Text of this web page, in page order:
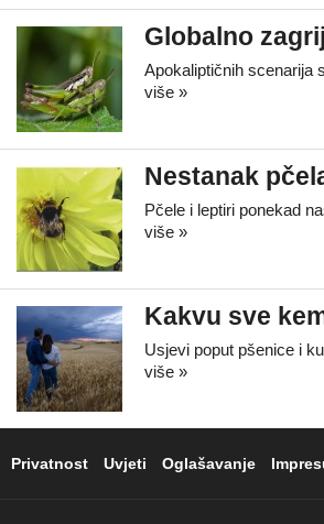
Globalno
Apokaliptičnih scenarija
više »
Nestanak
Pčele i leptiri ponekad
više »
Kakvu sve
Usjevi poput pšenice i
više »
Privatnost Uvjeti Oglašavanje